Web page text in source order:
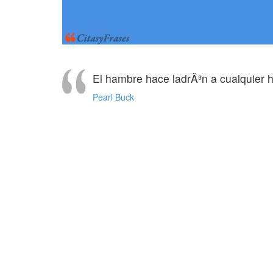
El hambre hace ladrÃ³n a cualquier
Pearl Buck